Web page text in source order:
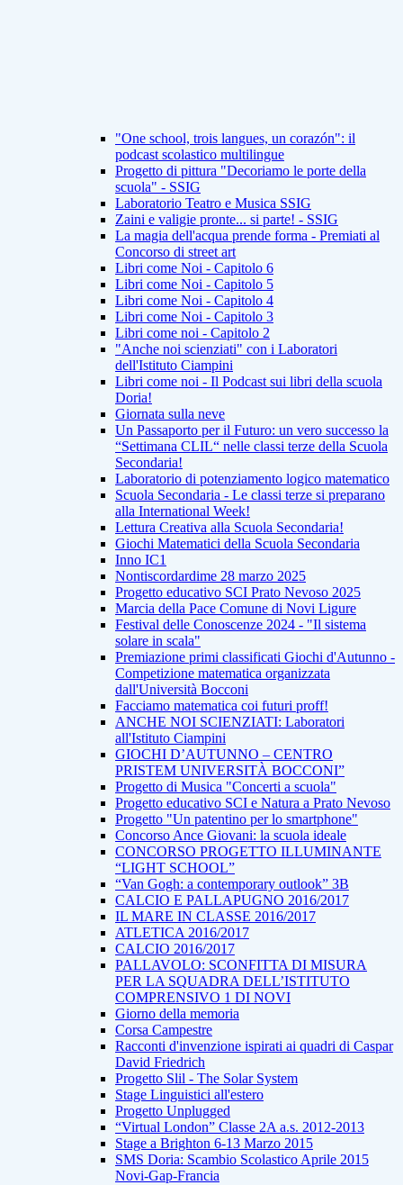
"One school, trois langues, un corazón": il
podcast scolastico multilingue
Progetto di pittura "Decoriamo le porte della
scuola" - SSIG
Laboratorio Teatro e Musica SSIG
Zaini e valigie pronte... si parte! - SSIG
La magia dell'acqua prende forma - Premiati al
Concorso di street art
Libri come Noi - Capitolo 6
Libri come Noi - Capitolo 5
Libri come Noi - Capitolo 4
Libri come Noi - Capitolo 3
Libri come noi - Capitolo 2
"Anche noi scienziati" con i Laboratori
dell'Istituto Ciampini
Libri come noi - Il Podcast sui libri della scuola
Doria!
Giornata sulla neve
Un Passaporto per il Futuro: un vero successo la
“Settimana CLIL“ nelle classi terze della Scuola
Secondaria!
Laboratorio di potenziamento logico matematico
Scuola Secondaria - Le classi terze si preparano
alla International Week!
Lettura Creativa alla Scuola Secondaria!
Giochi Matematici della Scuola Secondaria
Inno IC1
Nontiscordardime 28 marzo 2025
Progetto educativo SCI Prato Nevoso 2025
Marcia della Pace Comune di Novi Ligure
Festival delle Conoscenze 2024 - "Il sistema
solare in scala"
Premiazione primi classificati Giochi d'Autunno -
Competizione matematica organizzata
dall'Università Bocconi
Facciamo matematica coi futuri proff!
ANCHE NOI SCIENZIATI: Laboratori
all'Istituto Ciampini
GIOCHI D’AUTUNNO – CENTRO
PRISTEM UNIVERSITÀ BOCCONI”
Progetto di Musica "Concerti a scuola"
Progetto educativo SCI e Natura a Prato Nevoso
Progetto "Un patentino per lo smartphone"
Concorso Ance Giovani: la scuola ideale
CONCORSO PROGETTO ILLUMINANTE
“LIGHT SCHOOL”
“Van Gogh: a contemporary outlook” 3B
CALCIO E PALLAPUGNO 2016/2017
IL MARE IN CLASSE 2016/2017
ATLETICA 2016/2017
CALCIO 2016/2017
PALLAVOLO: SCONFITTA DI MISURA
PER LA SQUADRA DELL’ISTITUTO
COMPRENSIVO 1 DI NOVI
Giorno della memoria
Corsa Campestre
Racconti d'invenzione ispirati ai quadri di Caspar
David Friedrich
Progetto Slil - The Solar System
Stage Linguistici all'estero
Progetto Unplugged
“Virtual London” Classe 2A a.s. 2012-2013
Stage a Brighton 6-13 Marzo 2015
SMS Doria: Scambio Scolastico Aprile 2015
Novi-Gap-Francia